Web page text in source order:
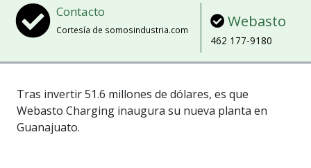
Contacto
Cortesía de somosindustria.com Webasto
462 177-9180
Tras invertir 51.6 millones de dólares, es que
Webasto Charging inaugura su nueva planta en
Guanajuato.